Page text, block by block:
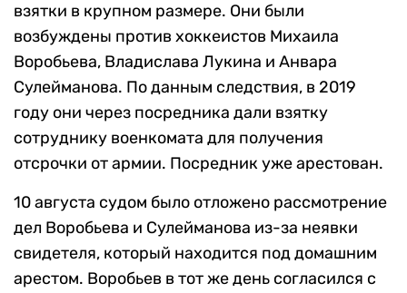
взятки в крупном размере. Они были
возбуждены против хоккеистов Михаила
Воробьева, Владислава Лукина и Анвара
Сулейманова. По данным следствия, в 2019
году они через посредника дали взятку
сотруднику военкомата для получения
отсрочки от армии. Посредник уже арестован.
10 августа судом было отложено рассмотрение
дел Воробьева и Сулейманова из-за неявки
свидетеля, который находится под домашним
арестом. Воробьев в тот же день согласился с